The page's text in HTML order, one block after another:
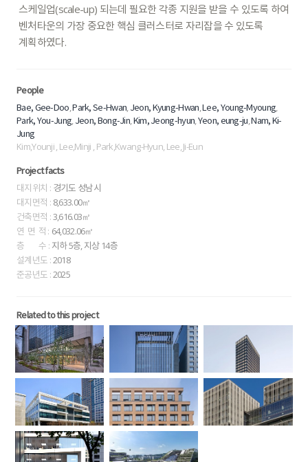
스케일업(scale-up) 되는데 필요한 각종 지원을 받을 수 있도록 하여
벤처타운의 가장 중요한 핵심 클러스터로 자리잡을 수 있도록
계획하였다.
People
Bae, Gee-Doo,Park, Se-Hwan, Jeon, Kyung-Hwan,Lee, Young-Myoung,
Park, You-Jung, Jeon, Bong-Jin,Kim, Jeong-hyun,Yeon, eung-ju,Nam, Ki-
Jung
Kim,Younji , Lee,Minji , Park,Kwang-Hyun, Lee, Ji-Eun
Project facts
대지위치 : 경기도 성남시
대지면적 : 8,633.00㎡
건축면적 :3,616.03㎡
연 면 적 : 64,032.06㎡
층 수 : 지하 5층, 지상 14층
설계년도 :2018
준공년도 :2025
Related to this project